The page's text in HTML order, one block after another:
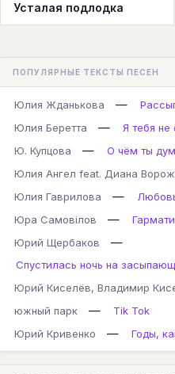
Усталая подлодка
ПОПУЛЯРНЫЕ ТЕКСТЫ ПЕСЕН
Юлия Жданькова —
Юлия Беретта
—
Я тебя не
Ю. Купцова
—
О чём ты
Юлия Ангел feat. Диана
Юлия Гаврилова
—
Юра Самовілов
—
Гармати
Юрий Щербаков
—
Спустилась ночь на
Юрий Киселёв, Владимир
южный парк
—
Tik Tok
Юрий Кривенко
— Годы,